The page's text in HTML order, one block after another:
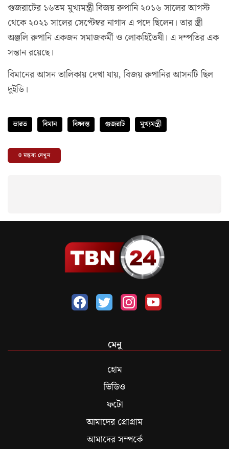
গুজরাটের ১৬তম মুখ্যমন্ত্রী বিজয় রুপানি ২০১৬ সালের আগস্ট
থেকে ২০২১ সালের সেপ্টেম্বর নাগাদ এ পদে ছিলেন। তার স্ত্রী
অঞ্জলি রুপানি একজন সমাজকর্মী ও লোকহিতৈষী। এ দম্পতির এক
সন্তান রয়েছে।
বিমানের আসন তালিকায় দেখা যায়, বিজয় রুপানির আসনটি ছিল
দুইডি।
ভারত বিমান বিধ্বস্ত গুজরাট মুখ্যমন্ত্রী
0মন্তব্য দেখুন
মেনু
হোম
ভিডিও
ফটো
আমাদের প্রোগ্রাম
আমাদের সম্পর্কে